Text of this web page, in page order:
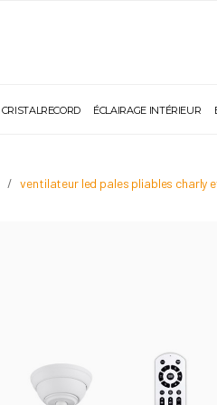
CRISTALRECORD ÉCLAIRAGE INTÉRIEUR
ventilateur led pales pliables charly